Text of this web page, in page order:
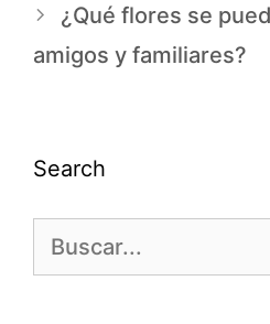
¿Qué flores se
amigos y familiares?
Search